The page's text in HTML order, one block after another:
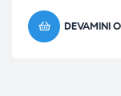
DEVAMINI